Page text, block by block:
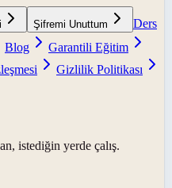
Şifremi Unuttum
Ders
Blog
Garantili Eğitim
Gizlilik Politikası
istediğin yerde çalış.